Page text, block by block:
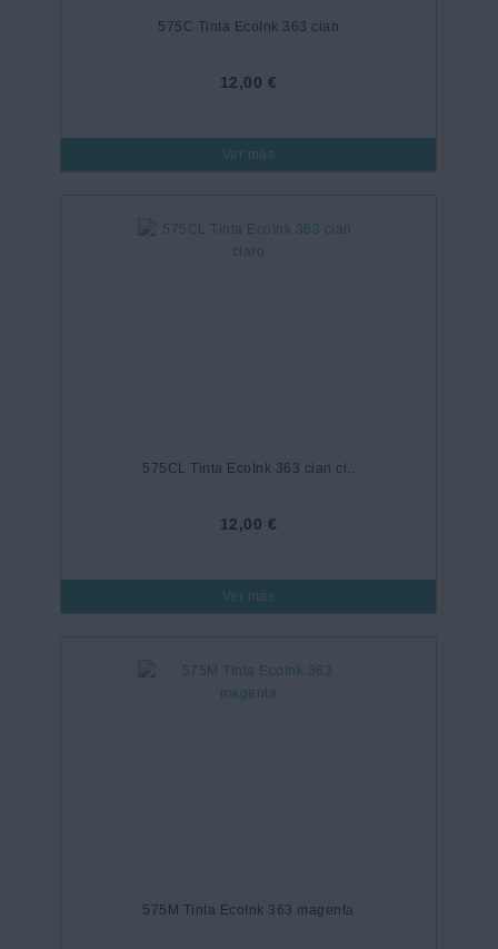
575C Tinta EcoInk 363 cian
12,00 €
Ver más
575CL Tinta EcoInk 363 cian cl..
12,00 €
Ver más
575M Tinta EcoInk 363 magenta